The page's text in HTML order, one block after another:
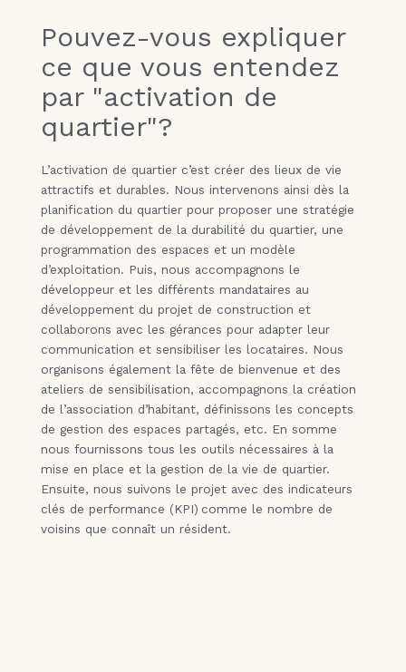
Pouvez-vous expliquer
ce que vous entendez
par "activation de
quartier"?
L’activation de quartier c’est créer des lieux de vie
attractifs et durables. Nous intervenons ainsi dès la
planification du quartier pour proposer une stratégie
de développement de la durabilité du quartier, une
programmation des espaces et un modèle
d’exploitation. Puis, nous accompagnons le
développeur et les différents mandataires au
développement du projet de construction et
collaborons avec les gérances pour adapter leur
communication et sensibiliser les locataires. Nous
organisons également la fête de bienvenue et des
ateliers de sensibilisation, accompagnons la création
de l’association d’habitant, définissons les concepts
de gestion des espaces partagés, etc. En somme
nous fournissons tous les outils nécessaires à la
mise en place et la gestion de la vie de quartier.
Ensuite, nous suivons le projet avec des indicateurs
clés de performance (KPI) comme le nombre de
voisins que connaît un résident.